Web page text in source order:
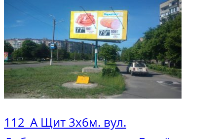
112_A Щит 3х6м. вул.